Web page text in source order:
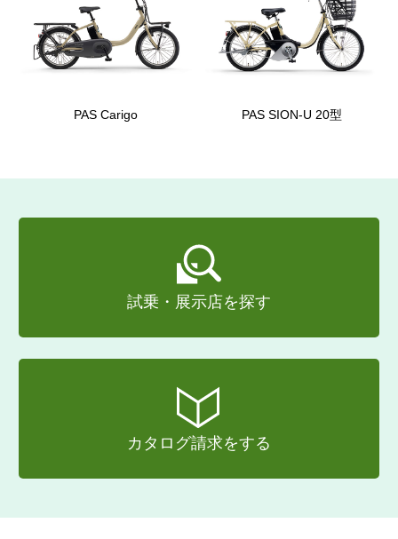
PAS Carigo PAS SION-U 20型
試乗・展示店を探す
カタログ請求をする